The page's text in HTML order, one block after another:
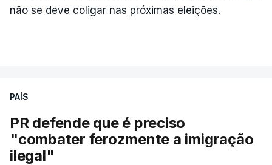
não se deve coligar nas próximas eleições.
PAÍS
PR defende que é preciso
"combater ferozmente a imigração
ilegal"